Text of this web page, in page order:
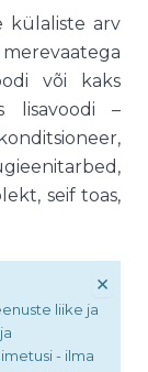
külaliste arv
merevaatega
või kaks
lisavoodi –
seif toas,
liike ja
- ilma
×